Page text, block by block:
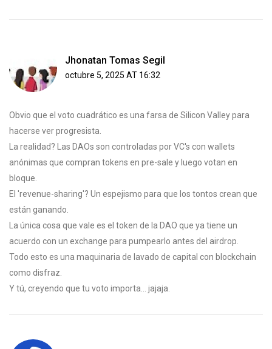
Jhonatan Tomas Segil
octubre 5, 2025 AT 16:32
Obvio que el voto cuadrático es una farsa de Silicon Valley para
hacerse ver progresista.
La realidad? Las DAOs son controladas por VC's con wallets
anónimas que compran tokens en pre-sale y luego votan en
bloque.
El 'revenue-sharing'? Un espejismo para que los tontos crean que
están ganando.
La única cosa que vale es el token de la DAO que ya tiene un
acuerdo con un exchange para pumpearlo antes del airdrop.
Todo esto es una maquinaria de lavado de capital con blockchain
como disfraz.
Y tú, creyendo que tu voto importa... jajaja.